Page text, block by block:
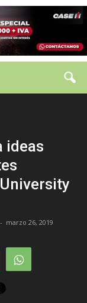
ideas
- marzo 26, 2019